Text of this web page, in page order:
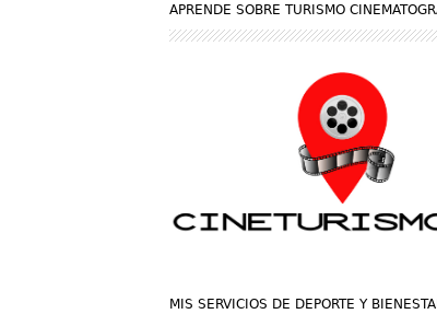
APRENDE SOBRE TURISMO
MIS SERVICIOS DE DEPORTE Y